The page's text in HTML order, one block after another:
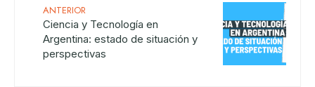
ANTERIOR
Ciencia y Tecnología en
Argentina: estado de situación y
perspectivas